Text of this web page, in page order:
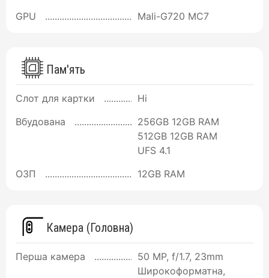
GPU
Mali-G720 MC7
Пам'ять
Слот для картки
Ні
Вбудована
256GB 12GB RAM
512GB 12GB RAM
UFS 4.1
ОЗП
12GB RAM
Камера (Головна)
Перша камера
50 MP, f/1.7, 23mm
Широкоформатна,